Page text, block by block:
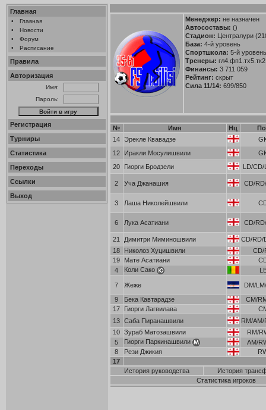
Главная
•
Главная
•
Новости
•
Форум
•
Расписание
Правила
Авторизация
Имя:
Пароль:
Регистрация
Турниры
Статистика
Переходы
Ссылки
Выход
Менеджер: не назначен
Автосоставы: ()
Стадион: Централури
База: 4-й уровень
Спортшкола: 5-й уровень
Тренеры:
Финансы: 3 711 059
Рейтинг: скрыт
Сила 11/14: 699/850
№ Имя Нц
14 Эрекле Квавадзе
12
Иракли Мосулишвили
20
Гиорги Бродзели LD/CD/
2 Уча Джанашия CD/
3 Лаша Николейшвили
6 Лука Асатиани CD/
21 Димитри Миминошвили
CD/RD/
18
Николоз Хуцишвили
CD/
19
Мате Асатиани
4
Коли Сако
7 Жеже
DM/
9
Бека Кавтарадзе
CM/
17
Гиорги Лагвилава
13 Саба Пиранашвили
RM/
10 Зураб Матозашвили
RM/
5
Гиорги Паркинашвили
AM/
8
Рези Джикия
17
История руководства
История
Статистика игроков